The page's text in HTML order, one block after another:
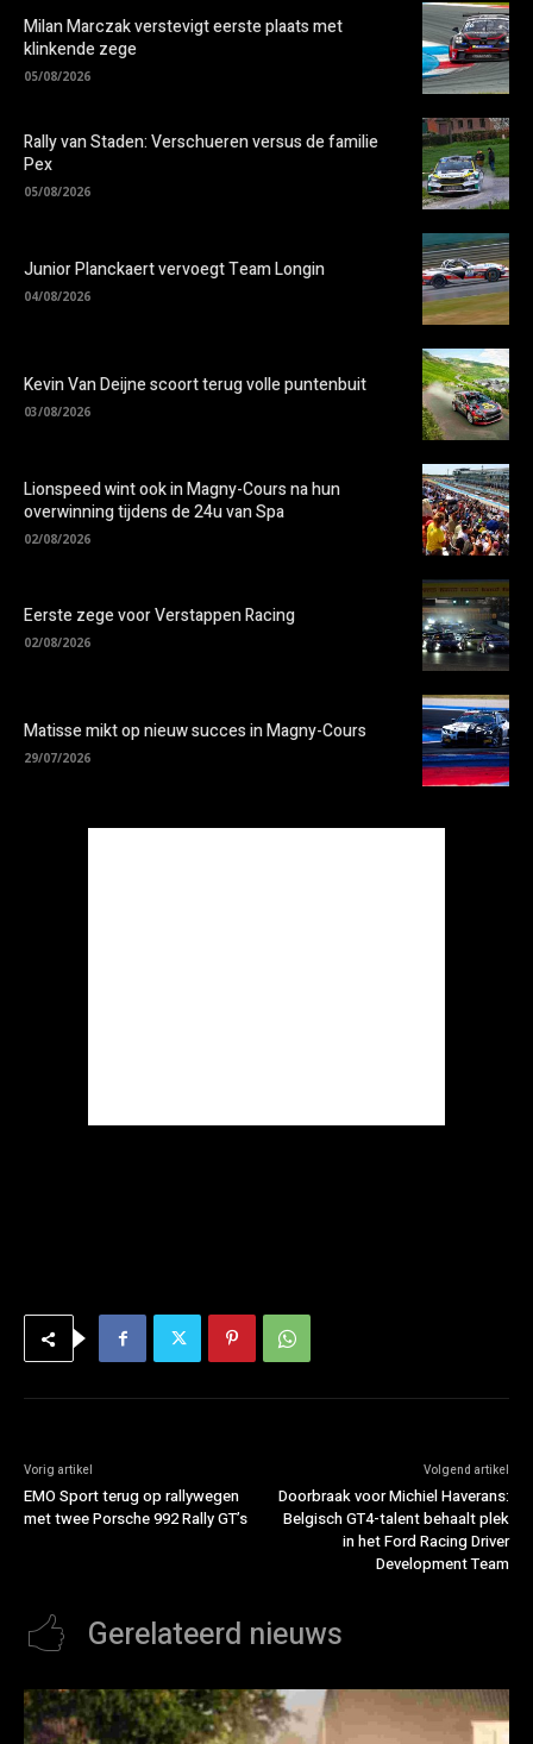
Milan Marczak verstevigt eerste plaats met
klinkende zege
05/08/2026
Rally van Staden: Verschueren versus de familie
Pex
05/08/2026
Junior Planckaert vervoegt Team Longin
04/08/2026
Kevin Van Deijne scoort terug volle puntenbuit
03/08/2026
Lionspeed wint ook in Magny-Cours na hun
overwinning tijdens de 24u van Spa
02/08/2026
Eerste zege voor Verstappen Racing
02/08/2026
Matisse mikt op nieuw succes in Magny-Cours
29/07/2026
Vorig artikel
EMO Sport terug op rallywegen
met twee Porsche 992 Rally GT’s
Volgend artikel
Doorbraak voor Michiel Haverans:
Belgisch GT4-talent behaalt plek
in het Ford Racing Driver
Development Team
Gerelateerd nieuws